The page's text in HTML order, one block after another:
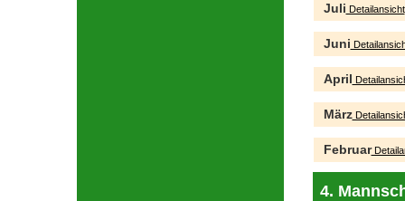
Juli Detailansicht
Juni
April
März
Februar
4.